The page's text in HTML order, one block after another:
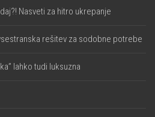
Nasveti za hitro ukrepanje
rešitev za sodobne potrebe
lahko tudi luksuzna